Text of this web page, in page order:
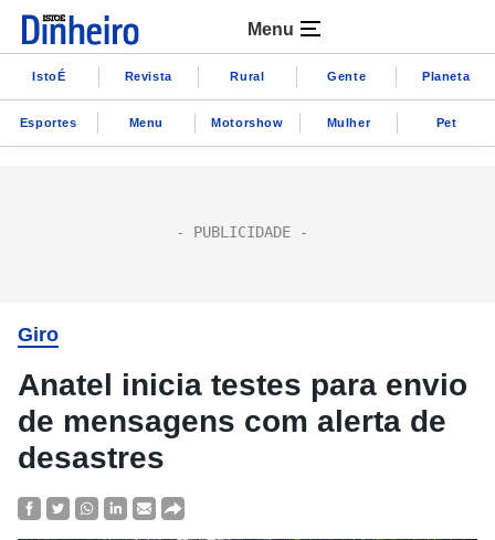
Menu
IstoÉ Revista Rural Gente Planeta
Esportes Menu Motorshow Mulher Pet
Giro
Anatel inicia testes para envio
de mensagens com alerta de
desastres